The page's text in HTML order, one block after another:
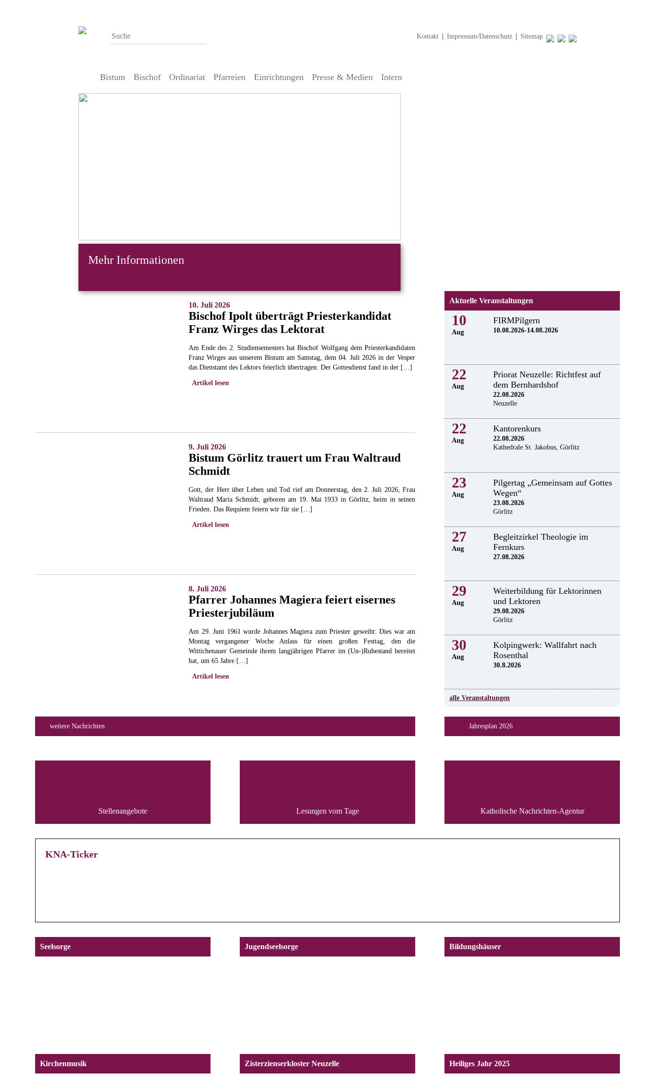
Kontakt Impressum/Datenschutz Sitemap
Bistum Bischof Ordinariat Pfarreien Einrichtungen Presse & Medien Intern
Mehr Informationen
10. Juli 2026
Bischof Ipolt überträgt Priesterkandidat
Franz Wirges das Lektorat
Am Ende des 2. Studiensemesters hat Bischof Wolfgang dem Priesterkandidaten
Franz Wirges aus unserem Bistum am Samstag, dem 04. Juli 2026 in der Vesper
das Dienstamt des Lektors feierlich übertragen. Der Gottesdienst fand in der […]
Artikel lesen
9. Juli 2026
Bistum Görlitz trauert um Frau Waltraud
Schmidt
Gott, der Herr über Leben und Tod rief am Donnerstag, den 2. Juli 2026, Frau
Waltraud Maria Schmidt, geboren am 19. Mai 1933 in Görlitz, heim in seinen
Frieden. Das Requiem feiern wir für sie […]
Artikel lesen
8. Juli 2026
Pfarrer Johannes Magiera feiert eisernes
Priesterjubiläum
Am 29. Juni 1961 wurde Johannes Magiera zum Priester geweiht: Dies war am
Montag vergangener Woche Anlass für einen großen Festtag, den die
Wittichenauer Gemeinde ihrem langjährigen Pfarrer im (Un-)Ruhestand bereitet
hat, um 65 Jahre […]
Artikel lesen
Aktuelle Veranstaltungen
10
Aug
FIRMPilgern
10.08.2026-14.08.2026
22
Aug
Priorat Neuzelle: Richtfest auf
dem Bernhardshof
22.08.2026
Neuzelle
22
Aug
Kantorenkurs
22.08.2026
Kathedrale St. Jakobus, Görlitz
23
Aug
Pilgertag „Gemeinsam auf Gottes
Wegen“
23.08.2026
Görlitz
27
Aug
Begleitzirkel Theologie im
Fernkurs
27.08.2026
29
Aug
Weiterbildung für Lektorinnen
und Lektoren
29.08.2026
Görlitz
30
Aug
Kolpingwerk: Wallfahrt nach
Rosenthal
30.8.2026
alle Veranstaltungen
weitere Nachrichten Jahresplan 2026
Stellenangebote Lesungen vom Tage Katholische Nachrichten-Agentur
KNA-Ticker
Seelsorge Jugendseelsorge Bildungshäuser
Kirchenmusik Zisterzienserkloster Neuzelle Heiliges Jahr 2025